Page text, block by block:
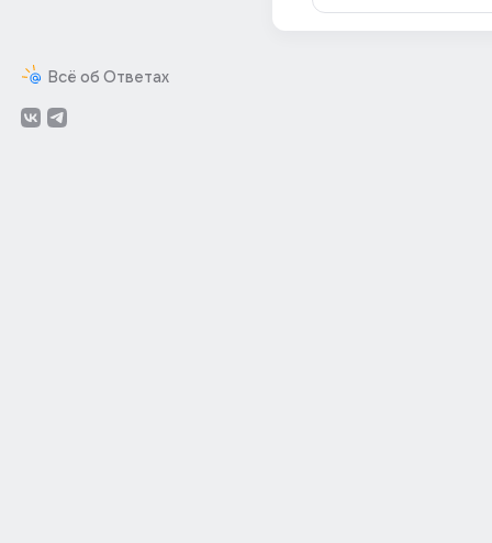
Всё об Ответах